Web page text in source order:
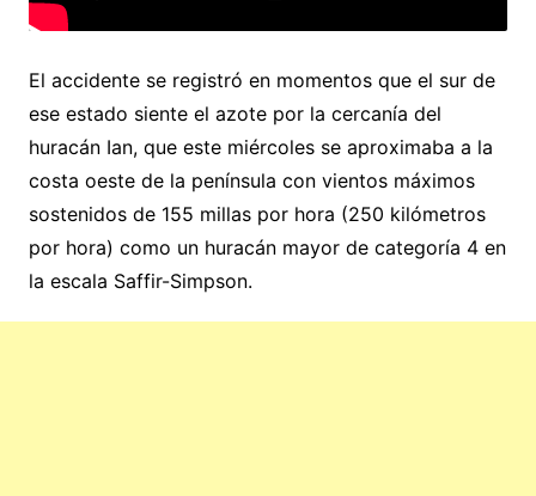
El accidente se registró en momentos que el sur de
ese estado siente el azote por la cercanía del
huracán Ian, que este miércoles se aproximaba a la
costa oeste de la península con vientos máximos
sostenidos de 155 millas por hora (250 kilómetros
por hora) como un huracán mayor de categoría 4 en
la escala Saffir-Simpson.